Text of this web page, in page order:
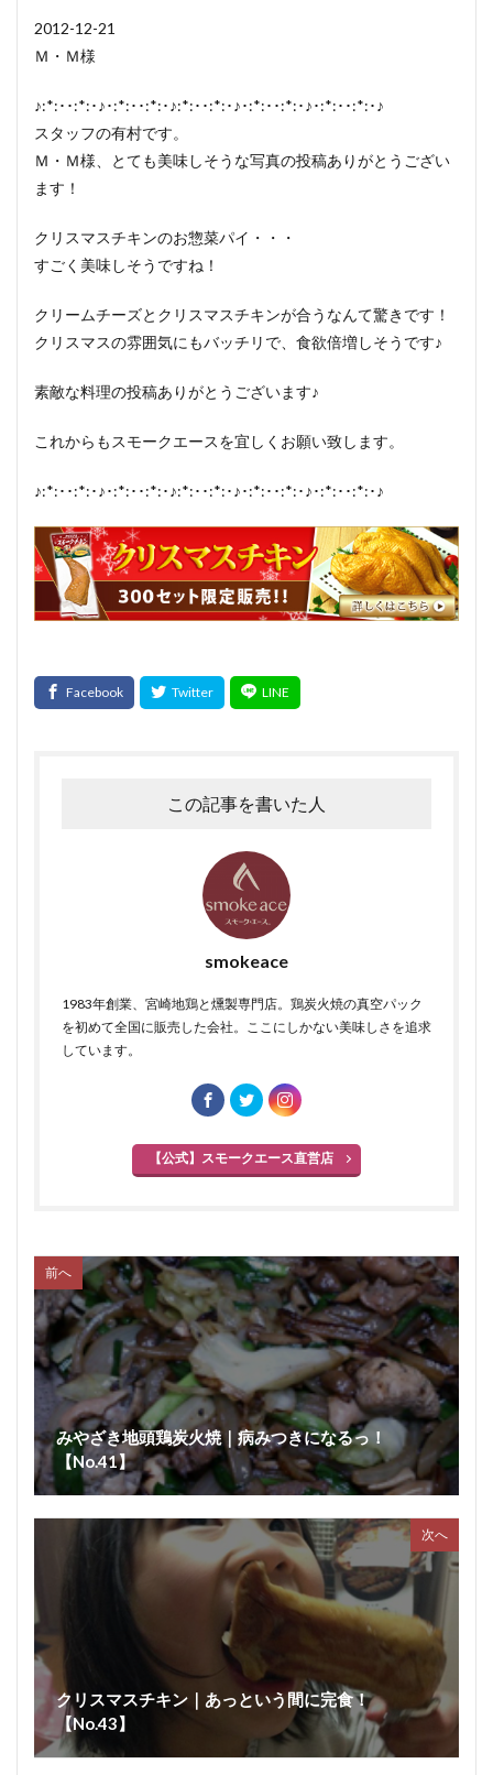
2012-12-21
Ｍ・Ｍ様
♪:*:･･:*:･♪･:*:･･:*:･♪:*:･･:*:･♪･:*:･･:*:･♪･:*:･･:*:･♪
スタッフの有村です。
Ｍ・Ｍ様、とても美味しそうな写真の投稿ありがとうござい
ます！
クリスマスチキンのお惣菜パイ・・・
すごく美味しそうですね！
クリームチーズとクリスマスチキンが合うなんて驚きです！
クリスマスの雰囲気にもバッチリで、食欲倍増しそうです♪
素敵な料理の投稿ありがとうございます♪
これからもスモークエースを宜しくお願い致します。
♪:*:･･:*:･♪･:*:･･:*:･♪:*:･･:*:･♪･:*:･･:*:･♪･:*:･･:*:･♪
この記事を書いた人
smokeace
1983年創業、宮崎地鶏と燻製専門店。鶏炭火焼の真空パック
を初めて全国に販売した会社。ここにしかない美味しさを追求
しています。
【公式】スモークエース直営店
前へ
みやざき地頭鶏炭火焼｜病みつきになるっ！
【No.41】
次へ
クリスマスチキン｜あっという間に完食！
【No.43】